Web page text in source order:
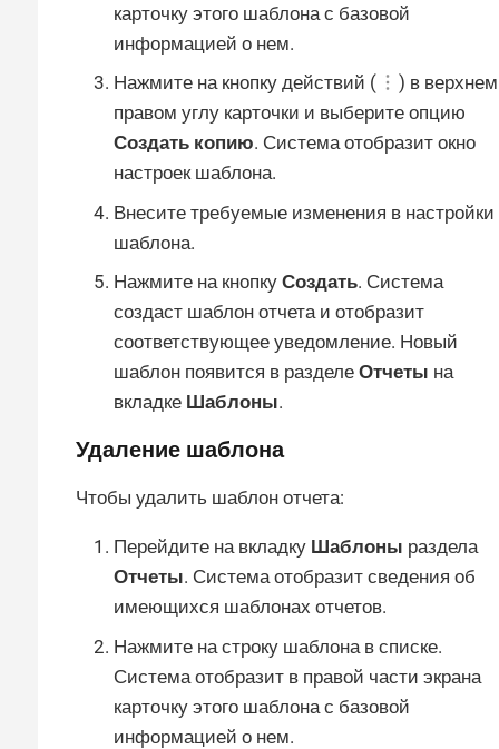
карточку этого шаблона с базовой
информацией о нем.
Нажмите на кнопку действий (
) в верхнем
правом углу карточки и выберите опцию
Создать копию. Система отобразит окно
настроек шаблона.
Внесите требуемые изменения в настройки
шаблона.
Нажмите на кнопку Создать. Система
создаст шаблон отчета и отобразит
соответствующее уведомление. Новый
шаблон появится в разделе Отчеты на
вкладке Шаблоны.
Удаление шаблона
Чтобы удалить шаблон отчета:
Перейдите на вкладку Шаблоны раздела
Отчеты. Система отобразит сведения об
имеющихся шаблонах отчетов.
Нажмите на строку шаблона в списке.
Система отобразит в правой части экрана
карточку этого шаблона с базовой
информацией о нем.